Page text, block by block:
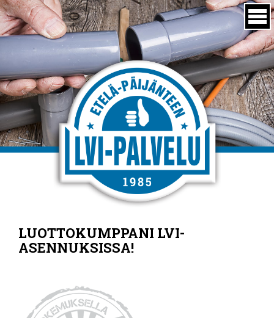
LUOTTOKUMPPANI LVI-
ASENNUKSISSA!